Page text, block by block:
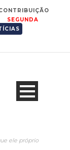
SEGUNDA
ele próprio